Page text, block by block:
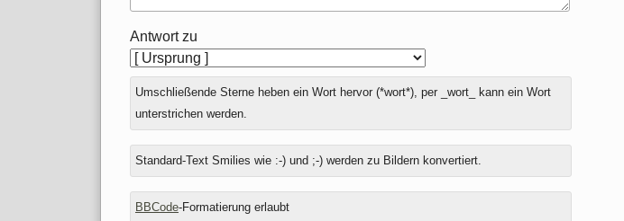
Antwort zu
Umschließende Sterne heben ein Wort hervor (*wort*), per _wort_ kann ein Wort
unterstrichen werden.
Standard-Text Smilies wie :-) und ;-) werden zu Bildern konvertiert.
BBCode-Formatierung erlaubt